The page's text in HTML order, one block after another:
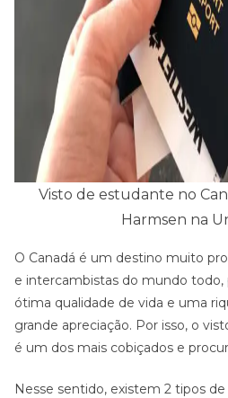
Visto de estudante no
Harmsen na
O Canadá é um destino muito
e intercambistas do mundo
ótima qualidade de vida e uma
grande apreciação. Por isso, o
é um dos mais cobiçados e
Nesse sentido, existem 2 tipos